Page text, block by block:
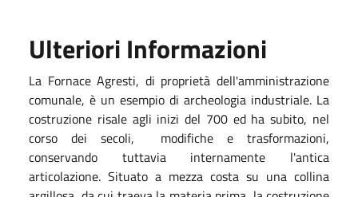
Ulteriori Informazioni
La Fornace Agresti, di proprietà dell'amministrazione
comunale, è un esempio di archeologia industriale. La
costruzione risale agli inizi del 700 ed ha subito, nel
corso dei secoli, modifiche e trasformazioni,
conservando tuttavia internamente l'antica
articolazione. Situato a mezza costa su una collina